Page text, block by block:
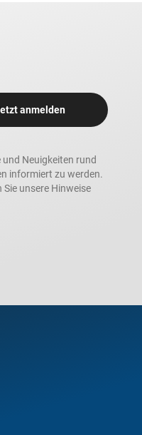
anmelden
Neuigkeiten rund
informiert zu werden.
unsere Hinweise